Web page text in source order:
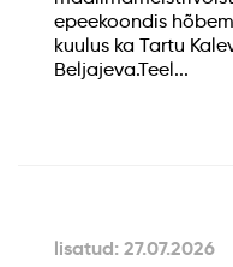
epeekoondis
kuulus ka Tartu
Beljajeva.Teel...
lisatud: 27.07.2026